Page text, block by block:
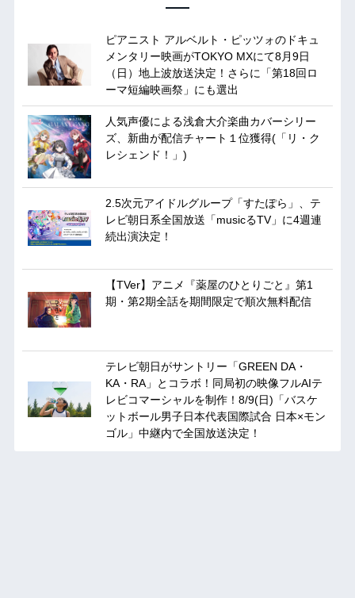
ピアニスト アルベルト・ピッツォのドキュ
メンタリー映画がTOKYO MXにて8月9日
（日）地上波放送決定！さらに「第18回ロ
ーマ短編映画祭」にも選出
人気声優による浅倉大介楽曲カバーシリー
ズ、新曲が配信チャート１位獲得(「リ・ク
レシェンド！」)
2.5次元アイドルグループ「すたぽら」、テ
レビ朝日系全国放送「musicるTV」に4週連
続出演決定！
【TVer】アニメ『薬屋のひとりごと』第1
期・第2期全話を期間限定で順次無料配信
テレビ朝日がサントリー「GREEN DA・
KA・RA」とコラボ！同局初の映像フルAIテ
レビコマーシャルを制作！8/9(日)「バスケ
ットボール男子日本代表国際試合 日本×モン
ゴル」中継内で全国放送決定！